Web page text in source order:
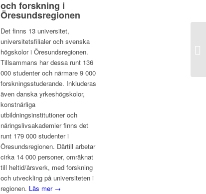
och forskning i
Öresundsregionen
Det finns 13 universitet,
universitetsfilialer och svenska
högskolor i Öresundsregionen.
Tillsammans har dessa runt 136
000 studenter och närmare 9 000
forskningsstuderande. Inkluderas
även danska yrkeshögskolor,
konstnärliga
utbildningsinstitutioner och
näringslivsakademier finns det
runt 179 000 studenter i
Öresundsregionen. Därtill arbetar
cirka 14 000 personer, omräknat
till heltid/årsverk, med forskning
och utveckling på universiteten i
regionen. Läs mer →